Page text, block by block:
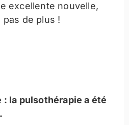
excellente nouvelle,
pas de plus !
la pulsothérapie a été